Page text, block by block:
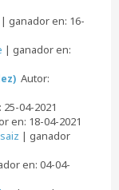
| ganador en: 16-
| ganador en:
Autor:
04-2021
en: 18-04-2021
| ganador
en: 04-04-